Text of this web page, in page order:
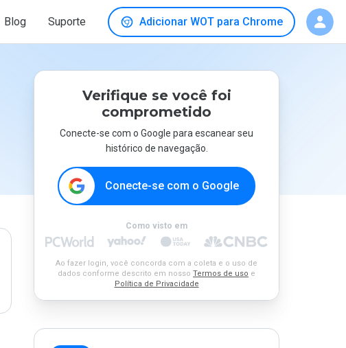
Blog Suporte Adicionar WOT para Chrome
Verifique se você foi
comprometido
Conecte-se com o Google para escanear seu
histórico de navegação.
Conecte-se com o Google
Como visto em
Ao fazer login, você concorda com a coleta e o uso de
dados conforme descrito em nosso Termos de uso e
Política de Privacidade